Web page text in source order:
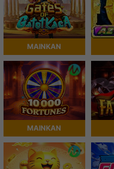
MAINKAN
MAINKAN